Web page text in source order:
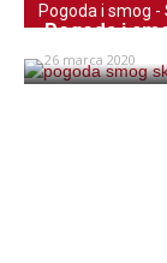
Pogoda i smog
Pogoda i
26 marca 2020